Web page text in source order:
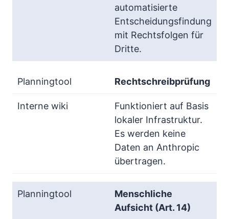
automatisierte
Entscheidungsfindung
mit Rechtsfolgen für
Dritte.
Rechtschreibprüfung
Funktioniert auf Basis
lokaler Infrastruktur.
Es werden keine
Daten an Anthropic
übertragen.
Menschliche
Aufsicht (Art. 14)